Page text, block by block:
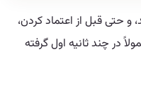
حتی قبل از اعتماد کردن،
در چند ثانیه اول گرفته